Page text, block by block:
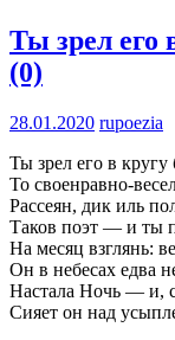
Ты зрел его
(0)
28.01.2020 rupoezia
Ты зрел его в
То своенравно-
Рассеян, дик иль
Таков поэт — и ты
На месяц взглянь:
Он в небесах едва
Настала Ночь — и,
Сияет он над